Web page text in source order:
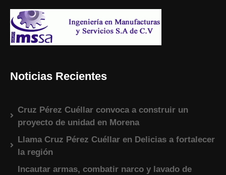
Noticias Recientes
Cruz Pérez Cuéllar convoca a construir un
proyecto de unidad en Morena
Llama Cruz Pérez Cuéllar en Delicias a fortalecer
la región
Incautar armas, combatir narco y lavado de